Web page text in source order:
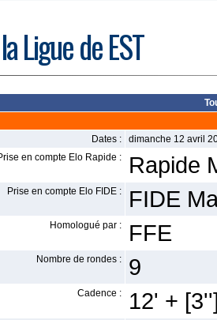
Ligue de EST
Dates :
dimanche 12 avril
en compte Elo Rapide :
Rapide
Prise en compte Elo FIDE : FIDE
Homologué par : FFE
Nombre de rondes : 9
Cadence : 12' +